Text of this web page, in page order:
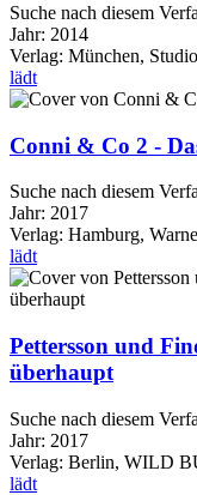
Suche nach diesem
Jahr: 2014
Verlag: München,
lädt
Conni & Co 2 -
Suche nach diesem
Jahr: 2017
Verlag: Hamburg,
lädt
Pettersson und
überhaupt
Suche nach diesem
Jahr: 2017
Verlag: Berlin, WILD
lädt